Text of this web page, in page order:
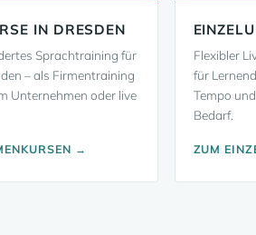
IN DRESDEN
Sprachtraining für
– als Firmentraining
Unternehmen oder live
→
Flexibler
für
Tempo
Bedarf.
ZUM